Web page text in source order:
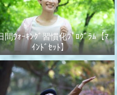
間ｳｫｰｷﾝｸﾞ習慣化ﾌﾟﾛｸﾞﾗﾑ【ﾏ
ｲﾝﾄﾞｾｯﾄ】